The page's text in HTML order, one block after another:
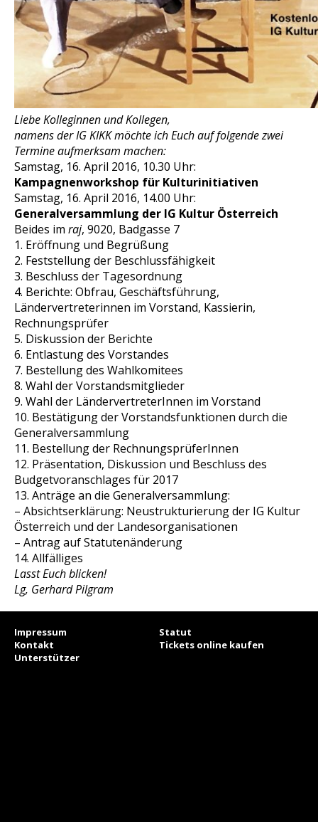
Liebe Kolleginnen und Kollegen,
namens der IG KIKK möchte ich Euch auf folgende zwei
Termine aufmerksam machen:
Samstag, 16. April 2016, 10.30 Uhr:
Kampagnenworkshop für Kulturinitiativen
Samstag, 16. April 2016, 14.00 Uhr:
Generalversammlung der IG Kultur Österreich
Beides im raj, 9020, Badgasse 7
1. Eröffnung und Begrüßung
2. Feststellung der Beschlussfähigkeit
3. Beschluss der Tagesordnung
4. Berichte: Obfrau, Geschäftsführung,
Ländervertreterinnen im Vorstand, Kassierin,
Rechnungsprüfer
5. Diskussion der Berichte
6. Entlastung des Vorstandes
7. Bestellung des Wahlkomitees
8. Wahl der Vorstandsmitglieder
9. Wahl der LändervertreterInnen im Vorstand
10. Bestätigung der Vorstandsfunktionen durch die
Generalversammlung
11. Bestellung der RechnungsprüferInnen
12. Präsentation, Diskussion und Beschluss des
Budgetvoranschlages für 2017
13. Anträge an die Generalversammlung:
– Absichtserklärung: Neustrukturierung der IG Kultur
Österreich und der Landesorganisationen
– Antrag auf Statutenänderung
14. Allfälliges
Lasst Euch blicken!
Lg, Gerhard Pilgram
Impressum
Statut
Kontakt
Tickets online kaufen
Unterstützer